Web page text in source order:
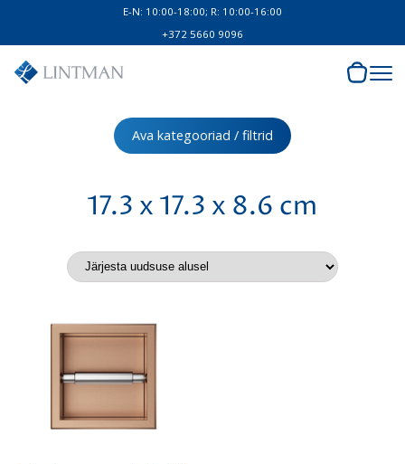
E-N: 10:00-18:00; R: 10:00-16:00
+372 5660 9096
Ava kategooriad / filtrid
17.3 x 17.3 x 8.6 cm